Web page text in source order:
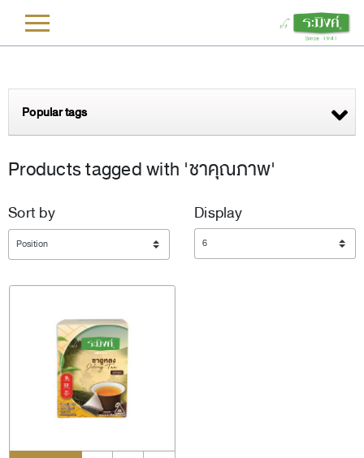
Popular tags
Products tagged with 'ชาคุณภาพ'
Sort by
Display
Display